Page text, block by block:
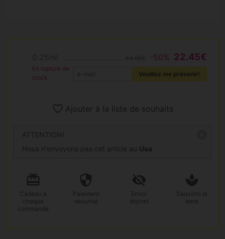
-50% 22.45€
En rupture de
stock
Veuillez me prévenir!
Ajouter à la liste de souhaits
ATTENTION!
Nous n'envoyons pas cet article au Usa
Cadeau à
chaque
commande
Paiement
sécurisé
Envoi
discret
Sauvons la
terre